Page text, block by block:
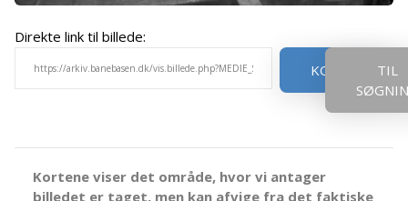
Direkte link til billede:
KOPIER
TIL
Kortene viser det område, hvor vi antager
billedet er taget, men kan afvige fra det faktiske